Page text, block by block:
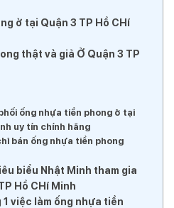
ở tại Quận 3 TP Hồ CHí
thật và giả Ở Quận 3 TP
ống nhựa tiền phong ở tại
uy tín chính hãng
bán ống nhựa tiền phong
biểu Nhật Minh tham gia
Hồ CHí Minh
việc làm ống nhựa tiền